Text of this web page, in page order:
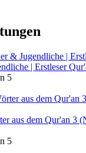
| Erstleser
5
aus dem Qur'an 3
5